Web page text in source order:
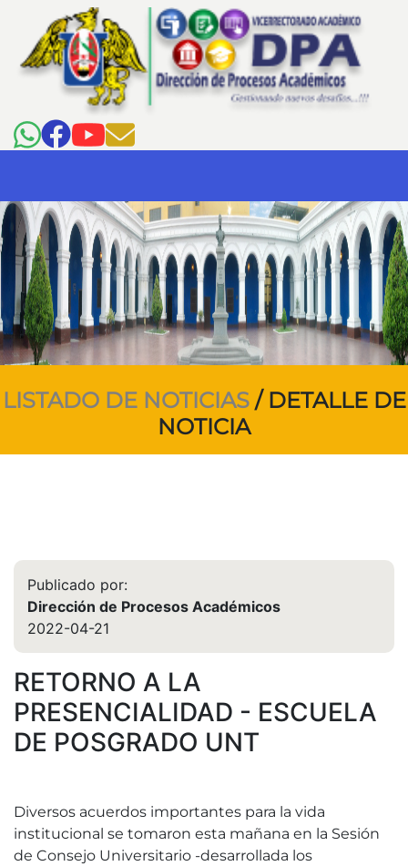
LISTADO DE NOTICIAS / DETALLE DE
NOTICIA
Publicado por:
Dirección de Procesos Académicos
2022-04-21
RETORNO A LA
PRESENCIALIDAD - ESCUELA
DE POSGRADO UNT
Diversos acuerdos importantes para la vida
institucional se tomaron esta mañana en la Sesión
de Consejo Universitario -desarrollada los